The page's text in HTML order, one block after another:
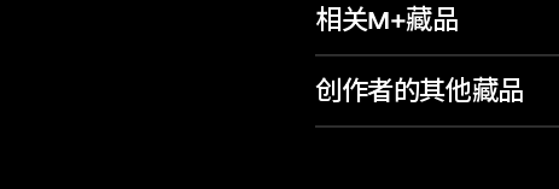
相关M+藏品
创作者的其他藏品